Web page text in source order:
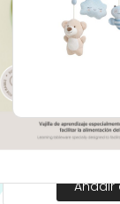
Sonajero Mod
31,90€
Añadir